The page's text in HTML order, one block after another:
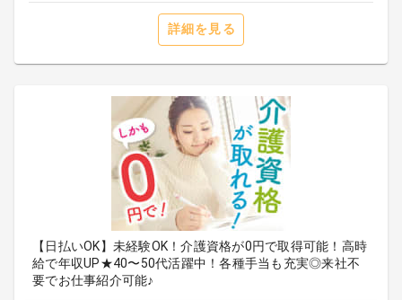
詳細を見る
【日払いOK】未経験OK！介護資格が0円で取得可能！高時
給で年収UP★40〜50代活躍中！各種手当も充実◎来社不
要でお仕事紹介可能♪